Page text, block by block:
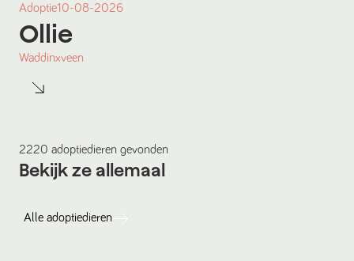
Adoptie10-08-2026
Ollie
Waddinxveen
2220 adoptiedieren gevonden
Bekijk ze allemaal
Alle adoptiedieren